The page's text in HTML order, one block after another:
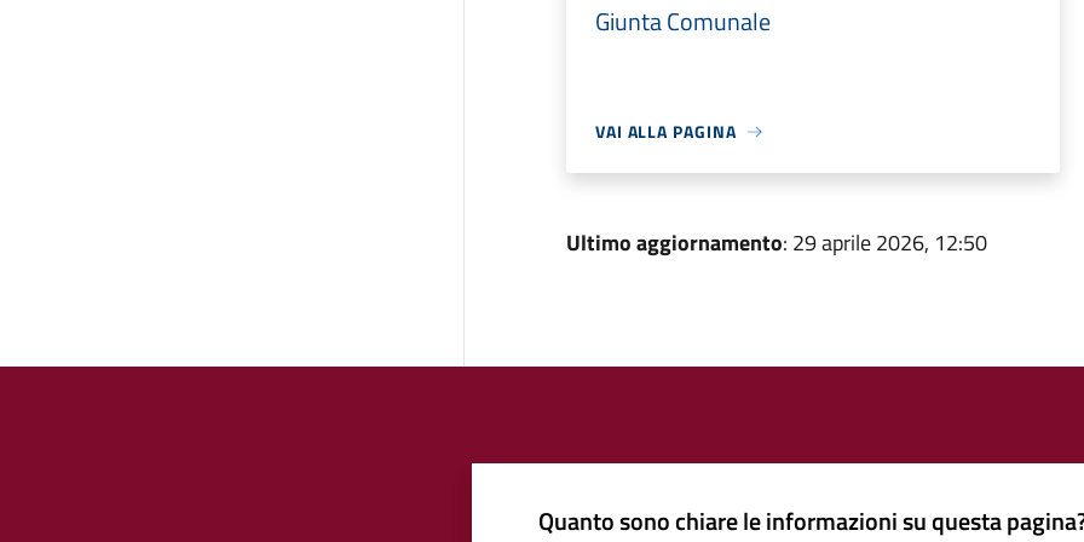
Giunta Comunale
VAI ALLA PAGINA
Ultimo aggiornamento: 29 aprile 2026, 12:50
Quanto sono chiare le informazioni su questa